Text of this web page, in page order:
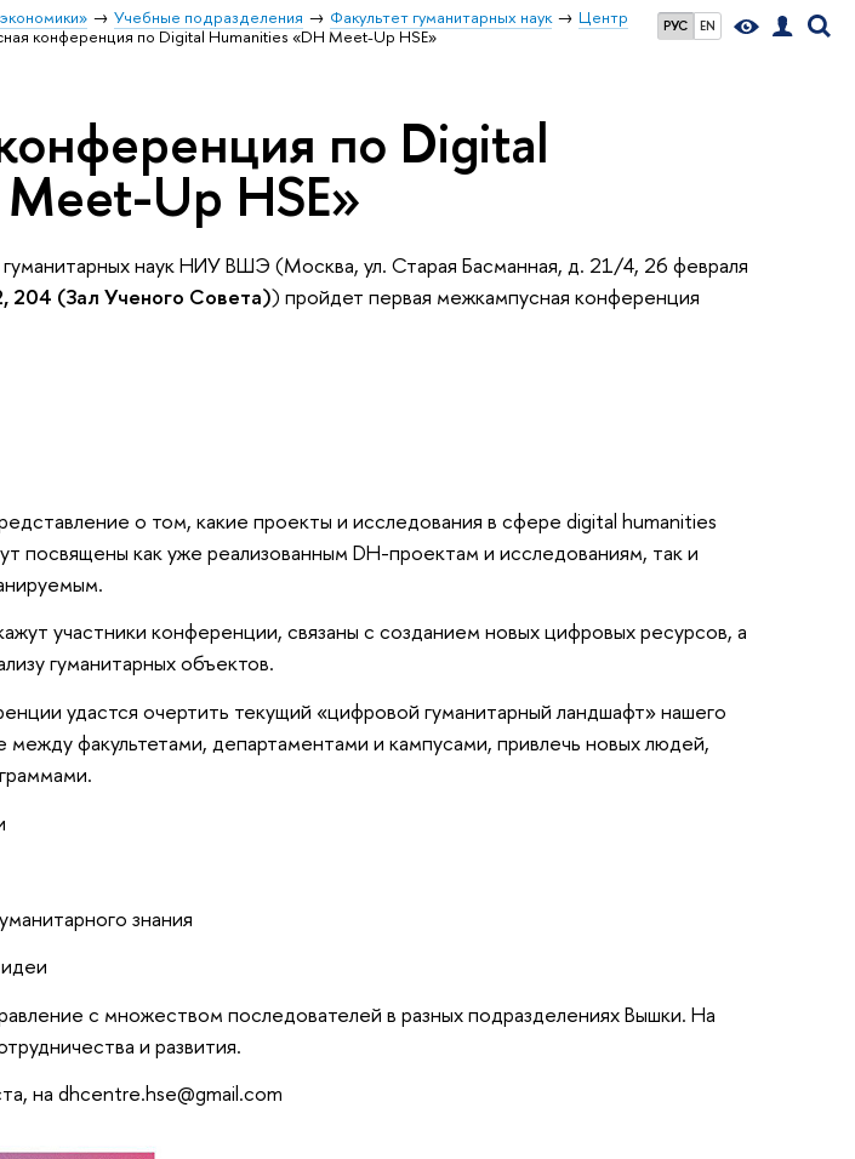
РУС EN
Учебные подразделения Факультет гуманитарных наук
Центр
конференция по Digital Humanities «DH Meet-Up HSE»
по Digital
Up HSE»
гуманитарных наук НИУ ВШЭ (Москва, ул. Старая Басманная, д. 21/4, 26 февраля
204 (Зал Ученого Совета)) пройдет первая межкампусная конференция
о том, какие проекты и исследования в сфере digital humanities
посвящены как уже реализованным DH-проектам и исследованиям, так и
участники конференции, связаны с созданием новых цифровых ресурсов, а
гуманитарных объектов.
удастся очертить текущий «цифровой гуманитарный ландшафт» нашего
факультетами, департаментами и кампусами, привлечь новых людей,
знания
с множеством последователей в разных подразделениях Вышки. На
и развития.
на dhcentre.hse@gmail.com